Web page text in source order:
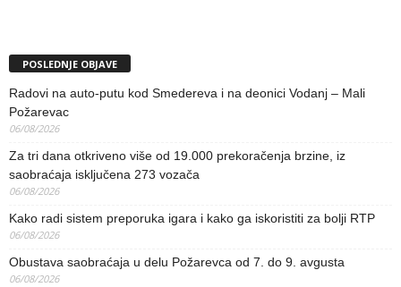
POSLEDNJE OBJAVE
Radovi na auto-putu kod Smedereva i na deonici Vodanj – Mali
Požarevac
06/08/2026
Za tri dana otkriveno više od 19.000 prekoračenja brzine, iz
saobraćaja isključena 273 vozača
06/08/2026
Kako radi sistem preporuka igara i kako ga iskoristiti za bolji RTP
06/08/2026
Obustava saobraćaja u delu Požarevca od 7. do 9. avgusta
06/08/2026